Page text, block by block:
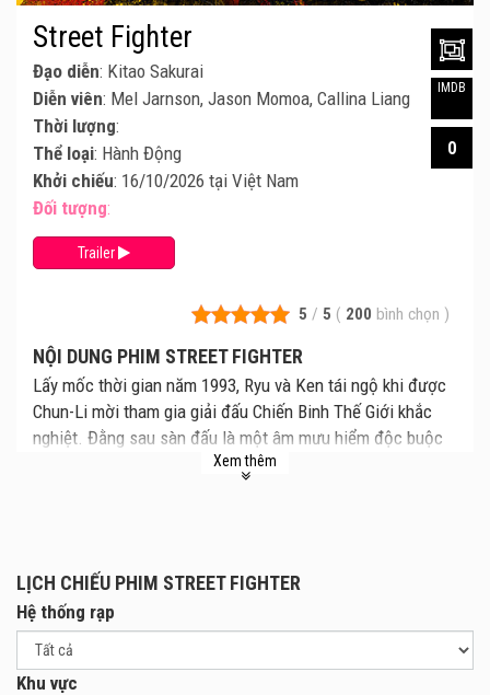
5 / 5 ( 200 bình chọn )
NỘI DUNG PHIM STREET FIGHTER
Lấy mốc thời gian năm 1993, Ryu và Ken tái ngộ khi được
Chun-Li mời tham gia giải đấu Chiến Binh Thế Giới khắc
nghiệt. Đằng sau sàn đấu là một âm mưu hiểm độc buộc
họ phải đối đầu trực diện và đối diện với quá khứ của
thuộc và dàn nhân vật huyền thoại.
Xem thêm
Street Fighter
Đạo diễn: Kitao Sakurai
Diễn viên: Mel Jarnson, Jason Momoa, Callina Liang
Thời lượng:
Thể loại: Hành Động
Khởi chiếu: 16/10/2026 tại Việt Nam
Đối tượng:
Trailer
IMDB
0
LỊCH CHIẾU PHIM STREET FIGHTER
Hệ thống rạp
Khu vực